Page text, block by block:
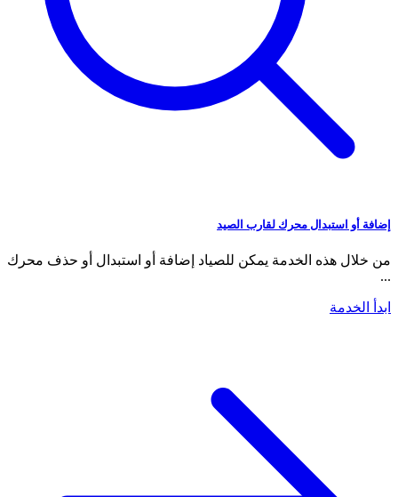
إضافة أو استبدال محرك لقارب الصيد
من خلال هذه الخدمة يمكن للصياد إضافة أو استبدال أو حذف محرك
...
ابدأ الخدمة